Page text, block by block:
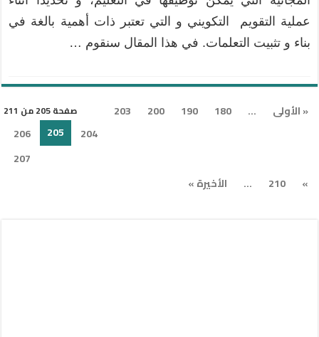
عملية التقويم التكويني و التي تعتبر ذات أهمية بالغة في
بناء و تثبيت التعلمات. في هذا المقال سنقوم …
صفحة 205 من 211 « الأولى ...
180
190
200
203
204
205
206
207
»
210
... الأخيرة »